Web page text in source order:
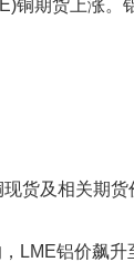
铜期货上涨
货及相关期货
LME铝价飙